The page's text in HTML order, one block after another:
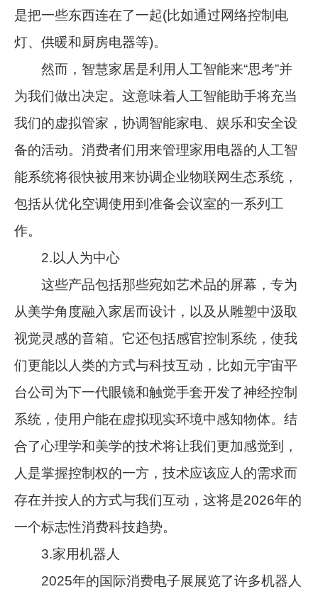
是把一些东西连在了一起(比如通过网络控制电
灯、供暖和厨房电器等)。
然而，智慧家居是利用人工智能来“思考”并
为我们做出决定。这意味着人工智能助手将充当
我们的虚拟管家，协调智能家电、娱乐和安全设
备的活动。消费者们用来管理家用电器的人工智
能系统将很快被用来协调企业物联网生态系统，
包括从优化空调使用到准备会议室的一系列工
作。
2.以人为中心
这些产品包括那些宛如艺术品的屏幕，专为
从美学角度融入家居而设计，以及从雕塑中汲取
视觉灵感的音箱。它还包括感官控制系统，使我
们更能以人类的方式与科技互动，比如元宇宙平
台公司为下一代眼镜和触觉手套开发了神经控制
系统，使用户能在虚拟现实环境中感知物体。结
合了心理学和美学的技术将让我们更加感觉到，
人是掌握控制权的一方，技术应该应人的需求而
存在并按人的方式与我们互动，这将是2026年的
一个标志性消费科技趋势。
3.家用机器人
2025年的国际消费电子展展览了许多机器人